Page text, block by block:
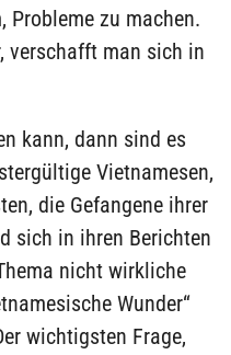
Probleme zu machen.
verschafft man sich in
kann, dann sind es
Vietnamesen,
die Gefangene ihrer
sich in ihren Berichten
nicht wirkliche
Wunder“
wichtigsten Frage,